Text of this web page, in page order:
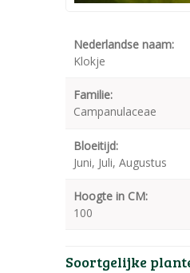
Nederlandse naam:
Klokje
Familie:
Campanulaceae
Bloeitijd:
Juni, Juli, Augustus
Hoogte in CM:
100
Soortgelijke